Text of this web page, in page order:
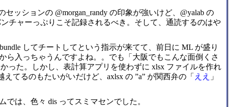
ッションの @morgan_randy の印象が強いけど、@yalab の
チャーっぷりこそ記録されるべき。そして、通読するのはや
してチートしてという指示が来てて、前日に ML が盛り
ら入っちゃうんですよね。。でも「大阪でもこんな面倒くさ
った。しかし、表計算アプリを使わずに xlsx ファイルを作れ
てるのもたいがいだけど、axlsx の ”a” が関西弁の「 ええ 」
は、色々 dis ってスミマセンでした。